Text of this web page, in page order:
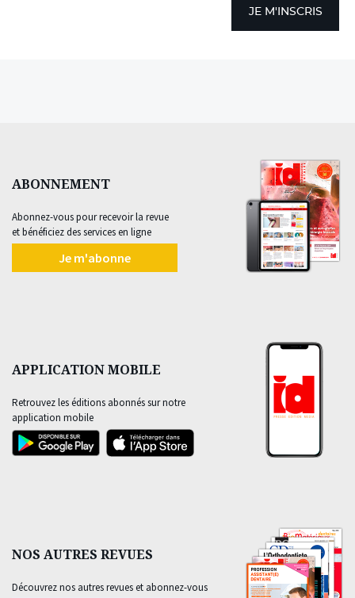
JE M'INSCRIS
ABONNEMENT
Abonnez-vous pour recevoir la revue
et bénéficiez des services en ligne
Je m'abonne
APPLICATION MOBILE
Retrouvez les éditions abonnés sur notre
application mobile
NOS AUTRES REVUES
Découvrez nos autres revues et abonnez-vous